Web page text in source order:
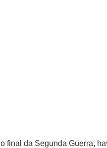
final da Segunda Guerra,